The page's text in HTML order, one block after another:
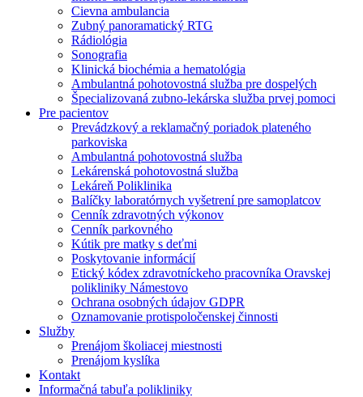
Cievna ambulancia
Zubný panoramatický RTG
Rádiológia
Sonografia
Klinická biochémia a hematológia
Ambulantná pohotovostná služba pre dospelých
Špecializovaná zubno-lekárska služba prvej pomoci
Pre pacientov
Prevádzkový a reklamačný poriadok plateného
parkoviska
Ambulantná pohotovostná služba
Lekárenská pohotovostná služba
Lekáreň Poliklinika
Balíčky laboratórnych vyšetrení pre samoplatcov
Cenník zdravotných výkonov
Cenník parkovného
Kútik pre matky s deťmi
Poskytovanie informácií
Etický kódex zdravotníckeho pracovníka Oravskej
polikliniky Námestovo
Ochrana osobných údajov GDPR
Oznamovanie protispoločenskej činnosti
Služby
Prenájom školiacej miestnosti
Prenájom kyslíka
Kontakt
Informačná tabuľa polikliniky